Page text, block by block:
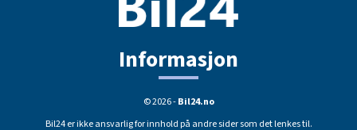
Informasjon
© 2026 -Bil24.no
Bil24 er ikke ansvarlig for innhold på andre sider som det lenkes til.